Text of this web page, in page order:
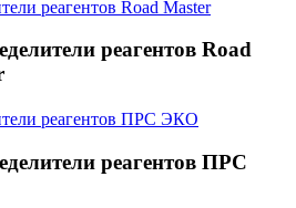
реагентов Road Master
реагентов Road
реагентов ПРС ЭКО
реагентов ПРС